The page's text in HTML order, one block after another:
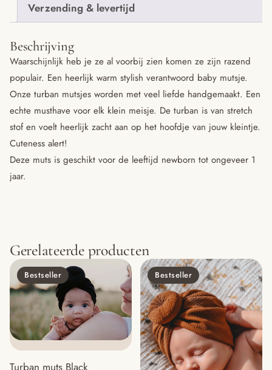
Verzending & levertijd
Beschrijving
Waarschijnlijk heb je ze al voorbij zien komen ze zijn razend
populair. Een heerlijk warm stylish verantwoord baby mutsje.
Onze turban mutsjes worden met veel liefde handgemaakt. Een
echte musthave voor elk klein meisje. De turban is van stretch
stof en voelt heerlijk zacht aan op het hoofdje van jouw kleintje.
Cuteness alert!
Deze muts is geschikt voor de leeftijd newborn tot ongeveer 1
jaar.
Gerelateerde producten
Bestseller
Turban muts Black
Bestseller